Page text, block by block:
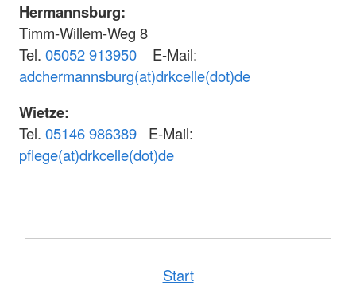
Hermannsburg:
Timm-Willem-Weg 8
Tel. 05052 913950
E-Mail:
adchermannsburg(at)drkcelle(dot)de
Wietze:
Tel. 05146 986389 E-Mail:
pflege(at)drkcelle(dot)de
Start